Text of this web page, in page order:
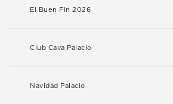
El Buen Fin 2026
Club Cava Palacio
Navidad Palacio